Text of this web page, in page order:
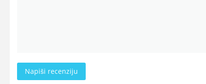
Napiši recenziju